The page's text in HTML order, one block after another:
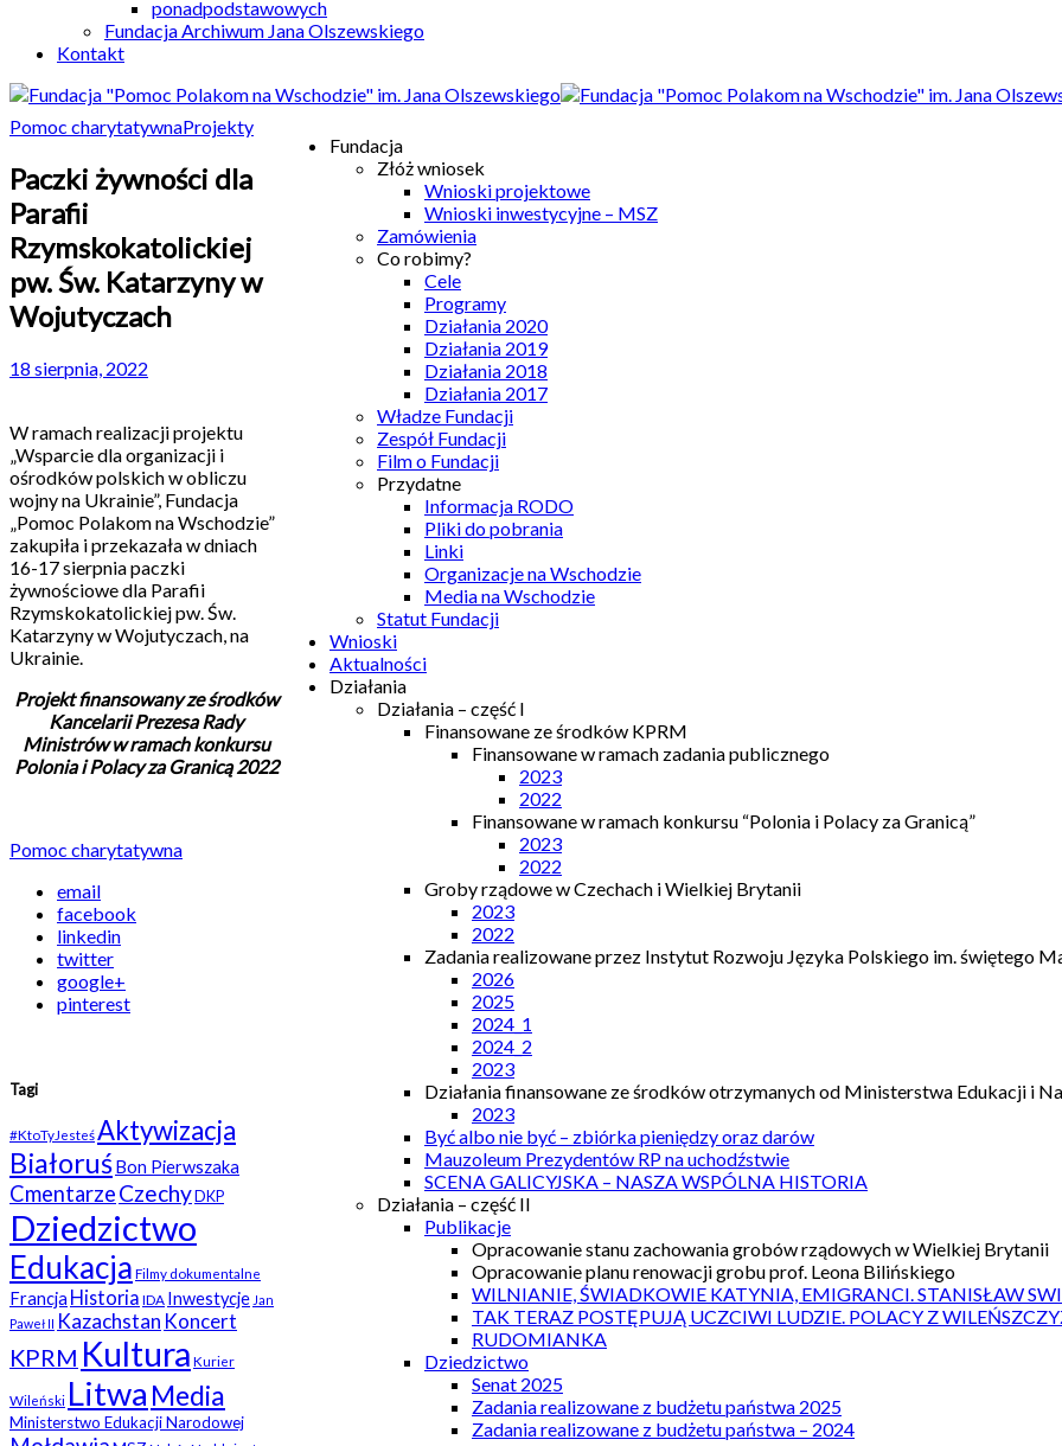
ponadpodstawowych
Fundacja Archiwum Jana Olszewskiego
Kontakt
Fundacja
Złóż wniosek
Wnioski projektowe
Wnioski inwestycyjne – MSZ
Zamówienia
Co robimy?
Cele
Programy
Działania 2020
Działania 2019
Działania 2018
Działania 2017
Władze Fundacji
Zespół Fundacji
Film o Fundacji
Przydatne
Informacja RODO
Pliki do pobrania
Linki
Organizacje na Wschodzie
Media na Wschodzie
Statut Fundacji
Wnioski
Aktualności
Działania
Działania – część I
Finansowane ze środków KPRM
Finansowane w ramach zadania publicznego
2023
2022
Finansowane w ramach konkursu “Polonia i Polacy za Granicą”
2023
2022
Groby rządowe w Czechach i Wielkiej Brytanii
2023
2022
Zadania realizowane przez Instytut Rozwoju Języka Polskiego im. świętego
2026
2025
2024_1
2024_2
2023
Działania finansowane ze środków otrzymanych od Ministerstwa Edukacji i
2023
Być albo nie być – zbiórka pieniędzy oraz darów
Mauzoleum Prezydentów RP na uchodźstwie
SCENA GALICYJSKA – NASZA WSPÓLNA HISTORIA
Działania – część II
Publikacje
Opracowanie stanu zachowania grobów rządowych w Wielkiej Brytanii
Opracowanie planu renowacji grobu prof. Leona Bilińskiego
WILNIANIE, ŚWIADKOWIE KATYNIA, EMIGRANCI. STANISŁAW
TAK TERAZ POSTĘPUJĄ UCZCIWI LUDZIE. POLACY Z
RUDOMIANKA
Dziedzictwo
Senat 2025
Zadania realizowane z budżetu państwa 2025
Zadania realizowane z budżetu państwa – 2024
Pomoc charytatywnaProjekty
Paczki żywności dla
Parafii
Rzymskokatolickiej
pw. Św. Katarzyny w
Wojutyczach
18 sierpnia, 2022
W ramach realizacji projektu
„Wsparcie dla organizacji i
ośrodków polskich w obliczu
wojny na Ukrainie”, Fundacja
„Pomoc Polakom na Wschodzie”
zakupiła i przekazała w dniach
16-17 sierpnia paczki
żywnościowe dla Parafii
Rzymskokatolickiej pw. Św.
Katarzyny w Wojutyczach, na
Ukrainie.
Projekt finansowany ze środków
Kancelarii Prezesa Rady
Ministrów w ramach konkursu
Polonia i Polacy za Granicą 2022
Pomoc charytatywna
email
facebook
linkedin
twitter
google+
pinterest
Tagi
#KtoTyJesteśAktywizacja
BiałoruśBon Pierwszaka
CmentarzeCzechyDKP
Dziedzictwo
Edukacja Filmy dokumentalne
Francja Historia IDA Inwestycje Jan
Paweł II Kazachstan Koncert
KPRM Kultura Kurier
Wileński Litwa Media
Ministerstwo Edukacji Narodowej